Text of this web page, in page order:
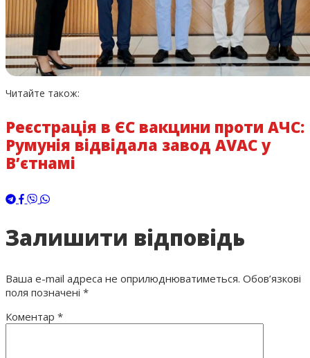
Читайте також:
Реєстрація в ЄС вакцини проти АЧС:
Румунія відвідала завод AVAC у
В’єтнамі
Залишити відповідь
Ваша e-mail адреса не оприлюднюватиметься. Обов’язкові
поля позначені *
Коментар *